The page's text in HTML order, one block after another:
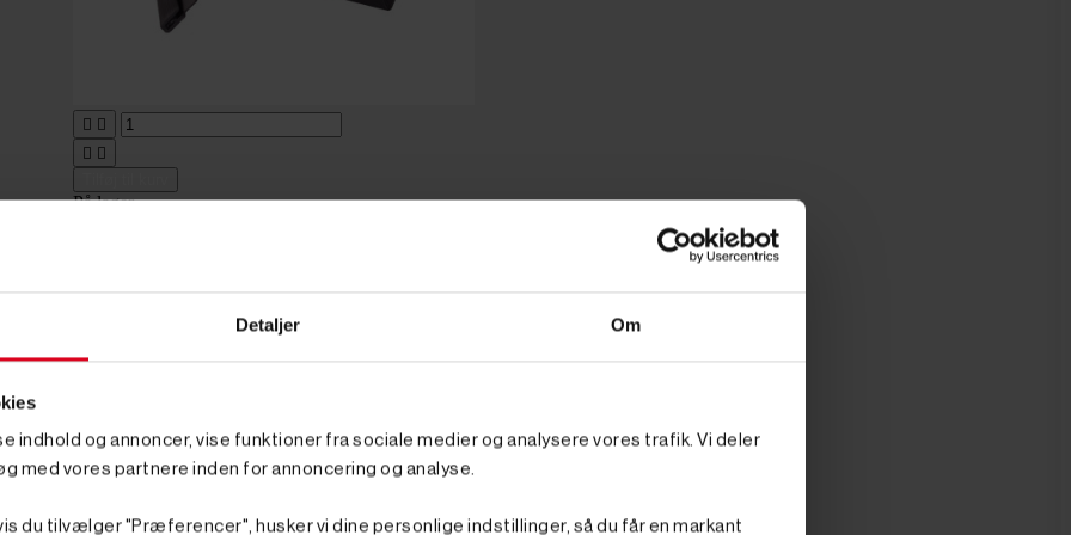
Detaljer Om
indhold og annoncer, vise funktioner fra sociale medier og analysere vores trafik. Vi deler
med vores partnere inden for annoncering og analyse.
du tilvælger "Præferencer", husker vi dine personlige indstillinger, så du får en markant
 
 
På lager
(120,00 kr. ekskl. moms.)
og andre små jernkomponenter i dit arbejde på værkstedet? Her er en
mange små komponenter.
magnet, som gør, at du kan placere alle dine små jernkomponenter i